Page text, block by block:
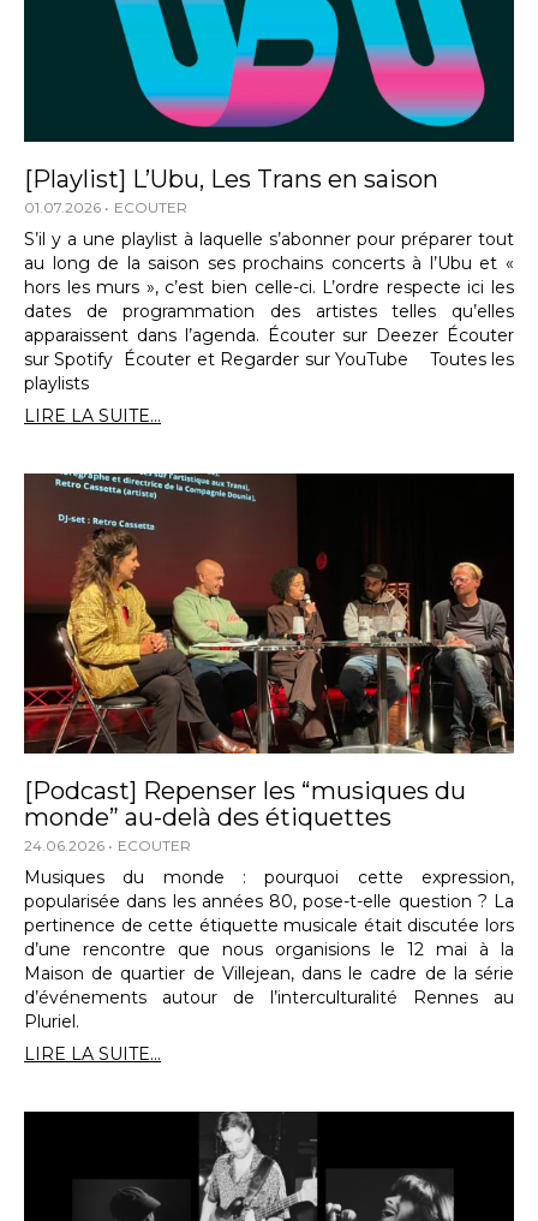
[Playlist] L’Ubu, Les Trans en saison
01.07.2026 ECOUTER
S’il y a une playlist à laquelle s’abonner pour préparer tout
au long de la saison ses prochains concerts à l’Ubu et «
hors les murs », c’est bien celle-ci. L’ordre respecte ici les
dates de programmation des artistes telles qu’elles
apparaissent dans l’agenda. Écouter sur Deezer Écouter
sur Spotify Écouter et Regarder sur YouTube Toutes les
playlists
LIRE LA SUITE...
[Podcast] Repenser les “musiques du
monde” au-delà des étiquettes
24.06.2026 ECOUTER
Musiques du monde : pourquoi cette expression,
popularisée dans les années 80, pose-t-elle question ? La
pertinence de cette étiquette musicale était discutée lors
d’une rencontre que nous organisions le 12 mai à la
Maison de quartier de Villejean, dans le cadre de la série
d’événements autour de l’interculturalité Rennes au
Pluriel.
LIRE LA SUITE...